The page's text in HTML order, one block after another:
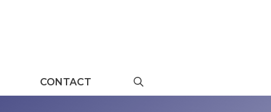
CONTACT